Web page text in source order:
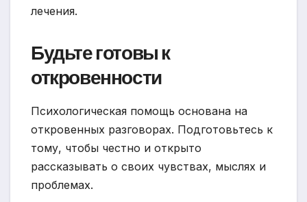
лечения.
Будьте готовы к
откровенности
Психологическая помощь основана на
откровенных разговорах. Подготовьтесь к
тому, чтобы честно и открыто
рассказывать о своих чувствах, мыслях и
проблемах.